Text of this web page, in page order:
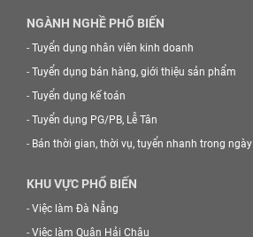
NGÀNH NGHỀ PHỔ BIẾN
- Tuyển dụng nhân viên kinh doanh
- Tuyển dụng bán hàng, giới thiệu sản phẩm
- Tuyển dụng kế toán
- Tuyển dụng PG/PB, Lễ Tân
- Bán thời gian, thời vụ, tuyển nhanh trong ngày
KHU VỰC PHỔ BIẾN
- Việc làm Đà Nẵng
- Việc làm Quận Hải Châu